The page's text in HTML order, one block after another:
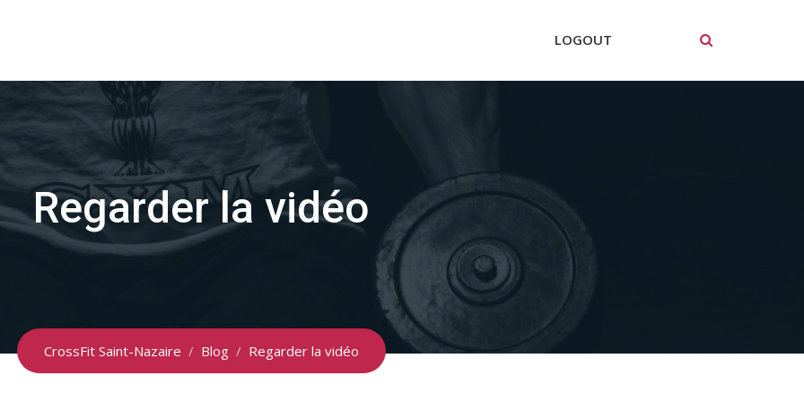
LOGOUT
Regarder la vidéo
CrossFit Saint-Nazaire / Blog / Regarder la vidéo